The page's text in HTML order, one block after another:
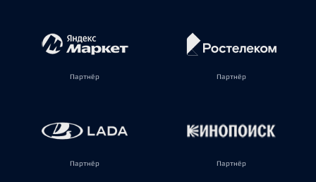
Партнёр Партнёр
Партнёр Партнёр